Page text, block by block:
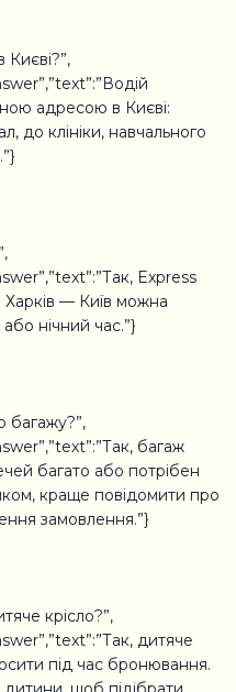
адресою в Києві:
до клініки, навчального
Express
Харків — Київ можна
нічний час.”}
багажу?”,
багаж
багато або потрібен
краще повідомити про
замовлення.”}
крісло?”,
дитяче
під час бронювання.